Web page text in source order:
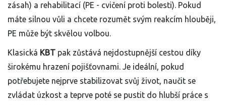
zásah) a rehabilitací (PE - cvičení proti bolesti). Pokud
máte silnou vůli a chcete rozumět svým reakcím hlouběji,
PE může být skvělou volbou.
Klasická KBT pak zůstává nejdostupnější cestou díky
širokému hrazení pojišťovnami. Je ideální, pokud
potřebujete nejprve stabilizovat svůj život, naučit se
zvládat úzkost a teprve poté se pustit do hlubší práce s